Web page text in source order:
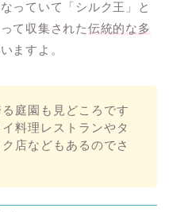
っていて「シルク王」と
て収集された伝統的な多
ますよ。
庭園も見どころです
料理レストランやタ
店などもあるのでさ